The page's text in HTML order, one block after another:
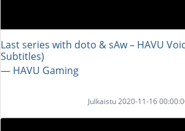
Last series with doto & sAw – HAVU
Subtitles)
― HAVU Gaming
Julkaistu 2020-11-16